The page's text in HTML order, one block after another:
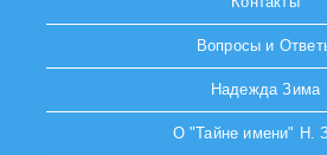
Вопросы и
Надежда Зима
О "Тайне имени" Н.